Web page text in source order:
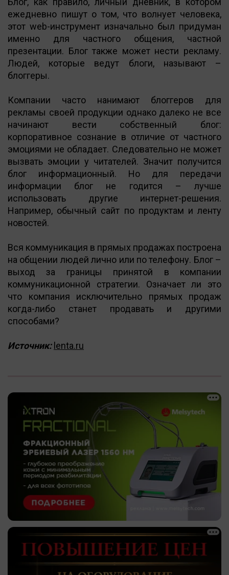
ежедневно пишут о том, что волнует человека,
этот web-инструмент изначально был придуман
именно для частного общения, частной
презентации. Блог также может нести рекламу.
Людей, которые ведут блоги, называют –
блоггеры.
Компании часто нанимают блоггеров для
рекламы своей продукции однако далеко не все
начинают вести собственный блог:
корпоративное сознание в отличие от частного
эмоциями не обладает. Следовательно не может
вызвать эмоции у читателей. Значит получится
блог информационный. Но для передачи
информации блог не годится – лучше
использовать другие интернет-решения.
Например, обычный сайт по продуктам и ленту
новостей.
Вся коммуникация в прямых продажах построена
на общении людей лично или по телефону. Блог –
выход за границы принятой в компании
коммуникационной стратегии. Означает ли это
что компания исключительно прямых продаж
когда-либо станет продавать и другими
способами?
Источник: lenta.ru